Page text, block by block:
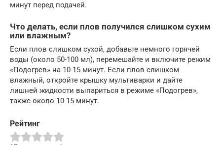
минут перед подачей.
Что делать, если плов получился слишком сухим
или влажным?
Если плов слишком сухой, добавьте немного горячей
воды (около 50-100 мл), перемешайте и включите режим
«Подогрев» на 10-15 минут. Если плов слишком
влажный, откройте крышку мультиварки и дайте
лишней жидкости выпариться в режиме «Подогрев»,
также около 10-15 минут.
Рейтинг